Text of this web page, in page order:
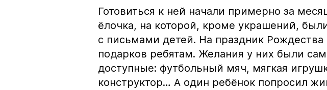
Готовиться к ней начали примерно за
ёлочка, на которой, кроме украшений,
с письмами детей. На праздник Рождества
подарков ребятам. Желания у них были
доступные: футбольный мяч, мягкая
конструктор… А один ребёнок попросил